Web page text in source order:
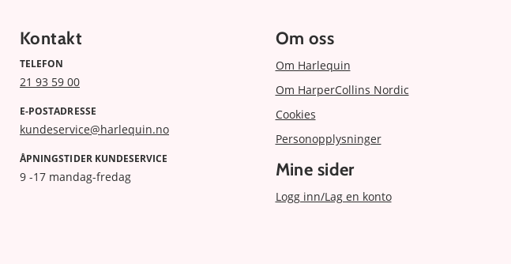
Kontakt
TELEFON
21 93 59 00
E-POSTADRESSE
kundeservice@harlequin.no
ÅPNINGSTIDER KUNDESERVICE
9 -17 mandag-fredag
Om oss
Om Harlequin
Om HarperCollins Nordic
Cookies
Personopplysninger
Mine sider
Logg inn/Lag en konto